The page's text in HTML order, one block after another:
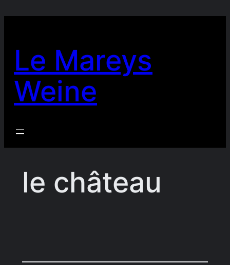
Le Mareys
Weine
le château